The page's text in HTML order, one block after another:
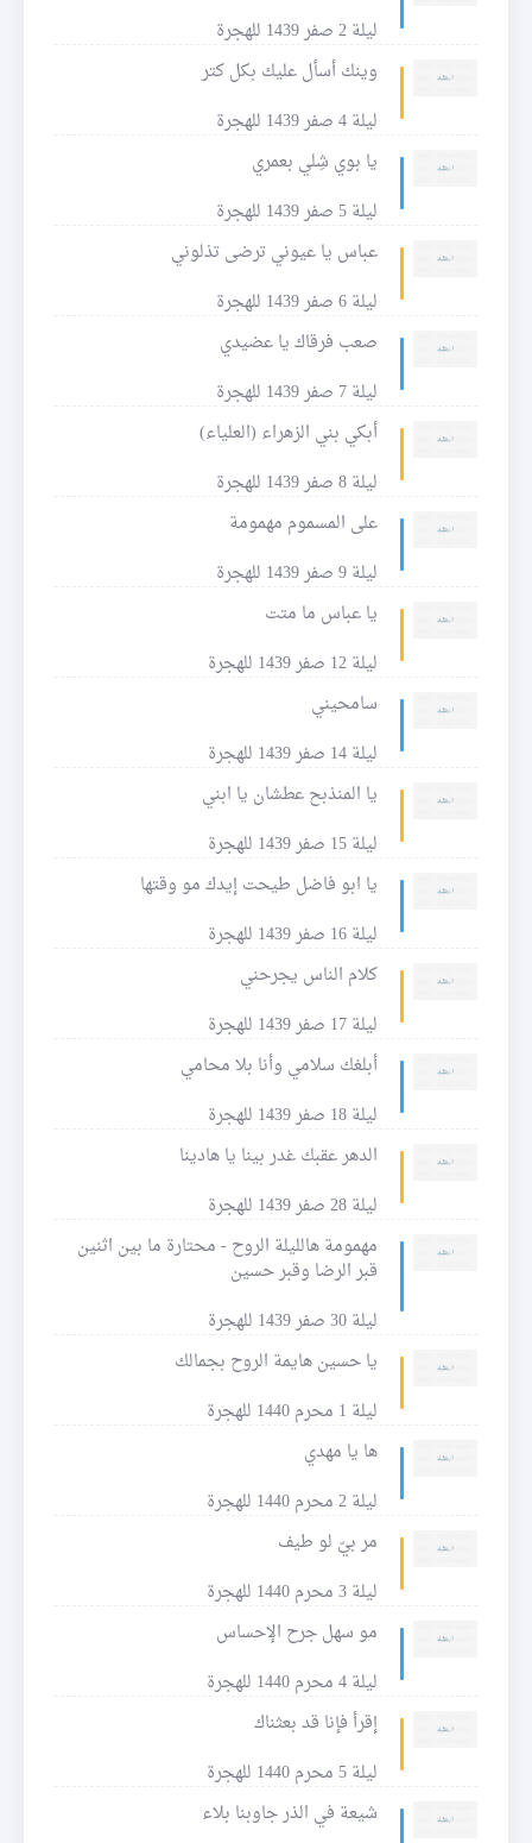
ليلة 2 صفر 1439 للهجرة
وينك أسأل عليك بكل كتر
ليلة 4 صفر 1439 للهجرة
يا بوي شِلي بعمري
ليلة 5 صفر 1439 للهجرة
عباس يا عيوني ترضى تذلوني
ليلة 6 صفر 1439 للهجرة
صعب فرقاك يا عضيدي
ليلة 7 صفر 1439 للهجرة
أبكي بني الزهراء (العلياء)
ليلة 8 صفر 1439 للهجرة
على المسموم مهمومة
ليلة 9 صفر 1439 للهجرة
يا عباس ما متت
ليلة 12 صفر 1439 للهجرة
سامحيني
ليلة 14 صفر 1439 للهجرة
يا المنذبح عطشان يا ابني
ليلة 15 صفر 1439 للهجرة
يا ابو فاضل طيحت إيدك مو وقتها
ليلة 16 صفر 1439 للهجرة
كلام الناس يجرحني
ليلة 17 صفر 1439 للهجرة
أبلغك سلامي وأنا بلا محامي
ليلة 18 صفر 1439 للهجرة
الدهر عقبك غدر بينا يا هادينا
ليلة 28 صفر 1439 للهجرة
مهمومة هالليلة الروح - محتارة ما بين اثنين
قبر الرضا وقبر حسين
ليلة 30 صفر 1439 للهجرة
يا حسين هايمة الروح بجمالك
ليلة 1 محرم 1440 للهجرة
ها يا مهدي
ليلة 2 محرم 1440 للهجرة
مر بيّ لو طيف
ليلة 3 محرم 1440 للهجرة
مو سهل جرح الإحساس
ليلة 4 محرم 1440 للهجرة
إقرأ فإنا قد بعثناك
ليلة 5 محرم 1440 للهجرة
شيعة في الذر جاوبنا بلاء